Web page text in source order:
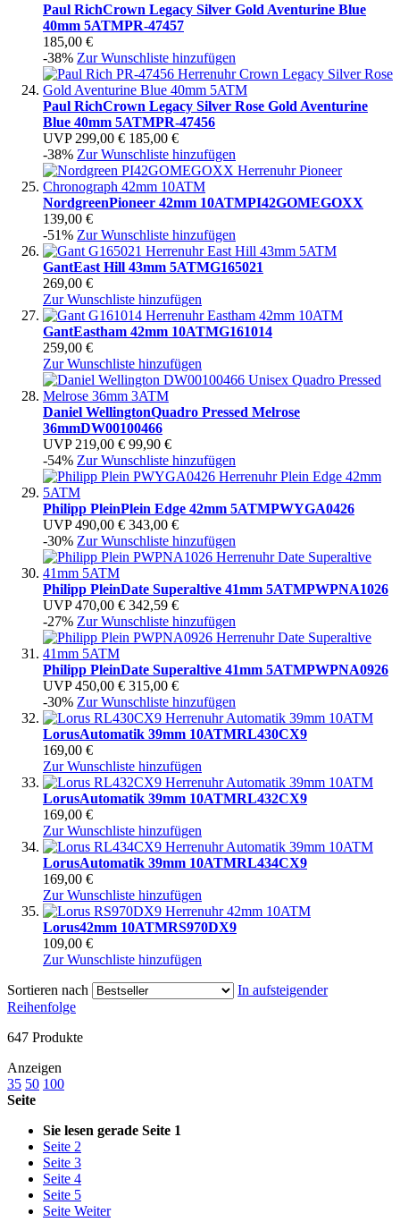
Paul RichCrown Legacy Silver Gold Aventurine Blue
40mm 5ATMPR-47457
185,00 €
-38% Zur Wunschliste hinzufügen
Paul RichCrown Legacy Silver Rose Gold Aventurine
Blue 40mm 5ATMPR-47456
UVP 299,00 € 185,00 €
-38% Zur Wunschliste hinzufügen
NordgreenPioneer 42mm 10ATMPI42GOMEGOXX
139,00 €
-51% Zur Wunschliste hinzufügen
GantEast Hill 43mm 5ATMG165021
269,00 €
Zur Wunschliste hinzufügen
GantEastham 42mm 10ATMG161014
259,00 €
Zur Wunschliste hinzufügen
Daniel WellingtonQuadro Pressed Melrose
36mmDW00100466
UVP 219,00 € 99,90 €
-54% Zur Wunschliste hinzufügen
Philipp PleinPlein Edge 42mm 5ATMPWYGA0426
UVP 490,00 € 343,00 €
-30% Zur Wunschliste hinzufügen
Philipp PleinDate Superaltive 41mm 5ATMPWPNA1026
UVP 470,00 € 342,59 €
-27% Zur Wunschliste hinzufügen
Philipp PleinDate Superaltive 41mm 5ATMPWPNA0926
UVP 450,00 € 315,00 €
-30% Zur Wunschliste hinzufügen
LorusAutomatik 39mm 10ATMRL430CX9
169,00 €
Zur Wunschliste hinzufügen
LorusAutomatik 39mm 10ATMRL432CX9
169,00 €
Zur Wunschliste hinzufügen
LorusAutomatik 39mm 10ATMRL434CX9
169,00 €
Zur Wunschliste hinzufügen
Lorus42mm 10ATMRS970DX9
109,00 €
Zur Wunschliste hinzufügen
Sortieren nach
In aufsteigender
Reihenfolge
647 Produkte
Anzeigen
35 50 100
Seite
Sie lesen gerade Seite 1
Seite 2
Seite 3
Seite 4
Seite 5
Seite Weiter